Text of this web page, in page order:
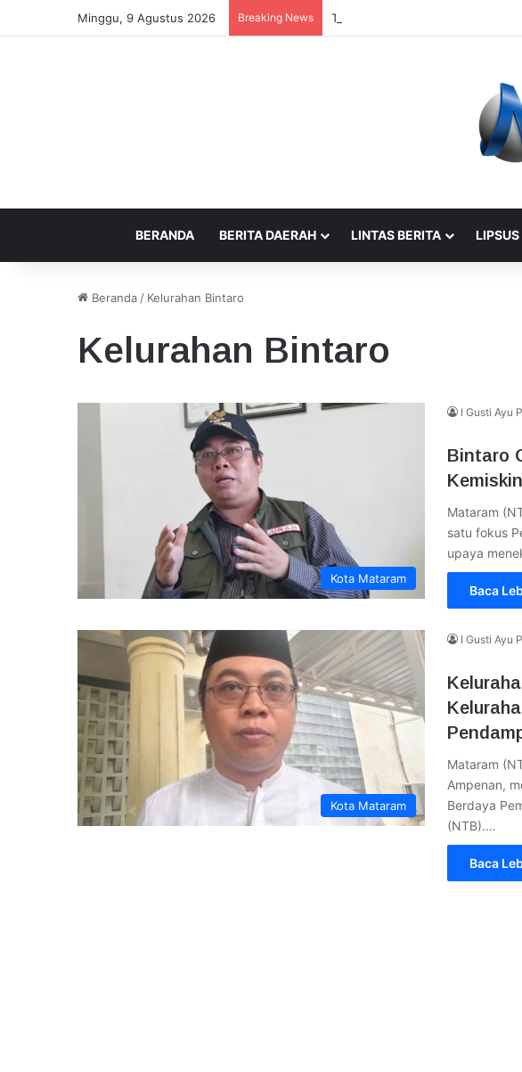
Minggu, 9 Agustus 2026 Breaking News Tersangka Kasus Dugaan
BERANDA BERITA DAERAH LINTAS BERITA LIPSUS
Beranda / Kelurahan Bintaro
Kelurahan Bintaro
Kota Mataram
I Gusti Ayu
Bintaro
Mataram
satu fokus
upaya
Baca
Kota Mataram
I Gusti Ayu
Mataram
Ampenan,
Berdaya
(NTB).…
Baca